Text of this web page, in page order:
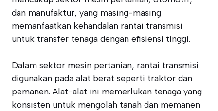
dan manufaktur, yang masing-masing
memanfaatkan kehandalan rantai transmisi
untuk transfer tenaga dengan efisiensi tinggi.
Dalam sektor mesin pertanian, rantai transmisi
digunakan pada alat berat seperti traktor dan
pemanen. Alat-alat ini memerlukan tenaga yang
konsisten untuk mengolah tanah dan memanen